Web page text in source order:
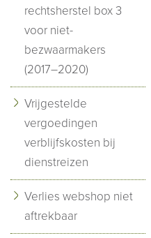
rechtsherstel box 3
voor niet-
bezwaarmakers
(2017–2020)
Vrijgestelde
vergoedingen
verblijfskosten bij
dienstreizen
Verlies webshop niet
aftrekbaar